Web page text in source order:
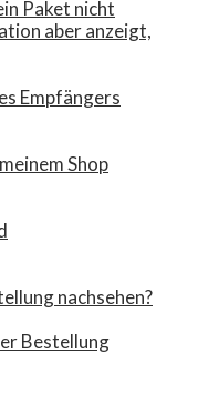
Paket nicht
aber anzeigt,
Empfängers
Shop
nachsehen?
Bestellung